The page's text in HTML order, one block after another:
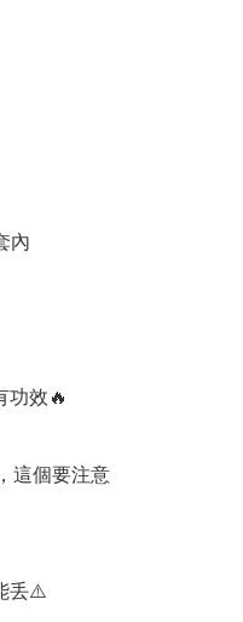
內
功效🔥
這個要注意
丢⚠️